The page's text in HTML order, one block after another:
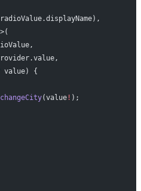
>(
value) {
changeCity(value! );